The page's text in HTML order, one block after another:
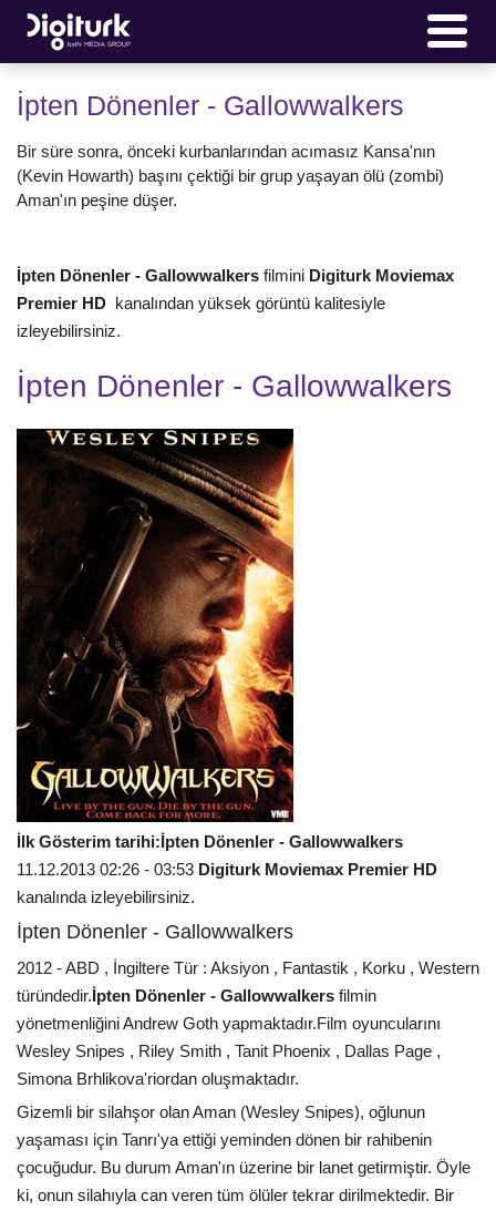
İpten Dönenler - Gallowwalkers
Bir süre sonra, önceki kurbanlarından acımasız Kansa'nın
(Kevin Howarth) başını çektiği bir grup yaşayan ölü (zombi)
Aman'ın peşine düşer.
İpten Dönenler - Gallowwalkers filmini Digiturk Moviemax
Premier HD kanalından yüksek görüntü kalitesiyle
izleyebilirsiniz.
İpten Dönenler - Gallowwalkers
İlk Gösterim tarihi:İpten Dönenler - Gallowwalkers
11.12.2013 02:26 - 03:53 Digiturk Moviemax Premier HD
kanalında izleyebilirsiniz.
İpten Dönenler - Gallowwalkers
2012 - ABD , İngiltere Tür : Aksiyon , Fantastik , Korku , Western
türündedir.İpten Dönenler - Gallowwalkers filmin
yönetmenliğini Andrew Goth yapmaktadır.Film oyuncularını
Wesley Snipes , Riley Smith , Tanit Phoenix , Dallas Page ,
Simona Brhlikova'riordan oluşmaktadır.
Gizemli bir silahşor olan Aman (Wesley Snipes), oğlunun
yaşaması için Tanrı'ya ettiği yeminden dönen bir rahibenin
çocuğudur. Bu durum Aman'ın üzerine bir lanet getirmiştir. Öyle
ki, onun silahıyla can veren tüm ölüler tekrar dirilmektedir. Bir